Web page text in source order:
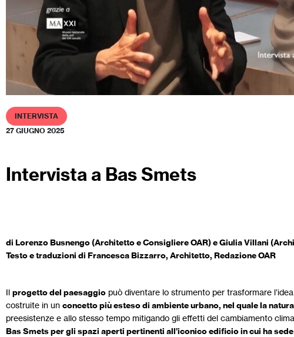
INTERVISTA
27 GIUGNO 2025
Intervista a Bas Smets
di Lorenzo Busnengo (Architetto e Consigliere OAR) e Giulia Villani
Testo e traduzioni di Francesca Bizzarro, Architetto, Redazione OAR
Il progetto del paesaggio può diventare lo strumento per trasformare
costruite in un concetto più esteso di ambiente urbano, nel quale la
preesistenze e allo stesso tempo mitigando gli effetti del cambiamento
Bas Smets per gli spazi aperti pertinenti all’iconico edificio in cui ha